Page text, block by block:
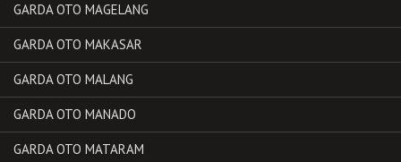
GARDA OTO MAGELANG
GARDA OTO MAKASAR
GARDA OTO MALANG
GARDA OTO MANADO
GARDA OTO MATARAM